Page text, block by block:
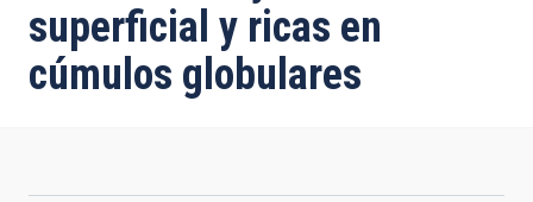
superficial y ricas en
cúmulos globulares